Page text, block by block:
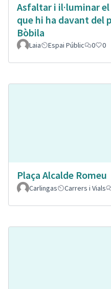
Asfaltar i il·luminar
que hi ha davant del
Bòbila
Laia Espai Públic 0 0
Plaça Alcalde Romeu
Carlingas
Carrers i Vials